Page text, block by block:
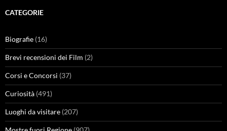
CATEGORIE
Biografie (16)
Brevi recensioni dei Film (2)
Corsi e Concorsi (37)
Curiosità (491)
Luoghi da visitare (207)